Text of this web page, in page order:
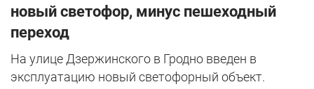
новый светофор, минус пешеходный
переход
На улице Дзержинского в Гродно введен в
эксплуатацию новый светофорный объект.